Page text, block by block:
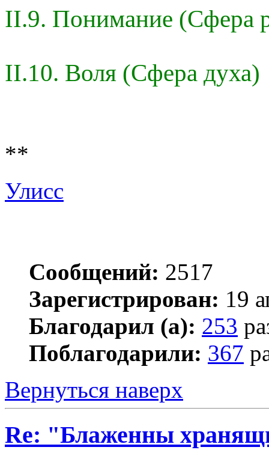
II.9. Понимание (Сфера
II.10. Воля (Сфера духа)
**
Улисс
Сообщений: 2517
Зарегистрирован: 19
Благодарил (а): 253
Поблагодарили: 367
Вернуться наверх
Re: "Блаженны